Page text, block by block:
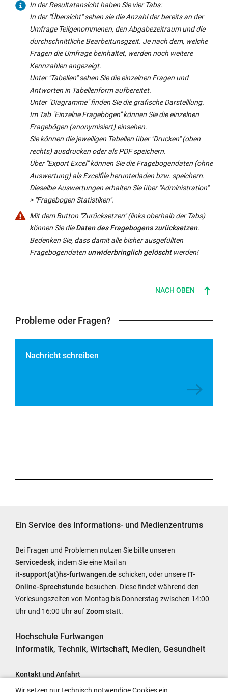
t:
n
s
t
e
r
e
ö
f
f
n
e
t:
In der Resultatansicht haben Sie vier Tabs:
In der "Übersicht" sehen sie die Anzahl der bereits an der
Umfrage Teilgenommenen, den Abgabezeitraum und die
durchschnittliche Bearbeitunsgzeit. Je nach dem, welche
Fragen die Umfrage beinhaltet, werden noch weitere
Kennzahlen angezeigt.
Unter "Tabellen" sehen Sie die einzelnen Fragen und
Antworten in Tabellenform aufbereitet.
Unter "Diagramme" finden Sie die grafische Darstelllung.
Im Tab "Einzelne Fragebögen" können Sie die einzelnen
Fragebögen (anonymisiert) einsehen.
Sie können die jeweiligen Tabellen über "Drucken" (oben
rechts) ausdrucken oder als PDF speichern.
Über "Export Excel" können Sie die Fragebogendaten (ohne
Auswertung) als Excelfile herunterladen bzw. speichern.
Dieselbe Auswertungen erhalten Sie über "Administration"
> "Fragebogen Statistiken".
Mit dem Button "Zurücksetzen" (links oberhalb der Tabs)
können Sie dieDaten des Fragebogens zurücksetzen.
Bedenken Sie, dass damit alle bisher ausgefüllten
Fragebogendaten unwiderbringlich gelöschtwerden!
NACH OBEN
Probleme oder Fragen?
Nachricht schreiben
Ein Service des Informations- und Medienzentrums
Bei Fragen und Problemen nutzen Sie bitte unseren
Servicedesk, indem Sie eine Mail an
it-support(at)hs-furtwangen.de schicken, oder unsere IT-
Online-Sprechstunde besuchen. Diese findet während den
Vorlesungszeiten von Montag bis Donnerstag zwischen 14:00
Uhr und 16:00 Uhr aufZoomstatt.
Hochschule Furtwangen
Informatik, Technik, Wirtschaft, Medien, Gesundheit
Kontakt und Anfahrt
Impressum